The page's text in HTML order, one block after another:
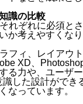
識の比較
れぞれに必須と
か考えやすくな
フィ、レイアウ
XD、
る力や、ユーザ
した設計がで
なっています。